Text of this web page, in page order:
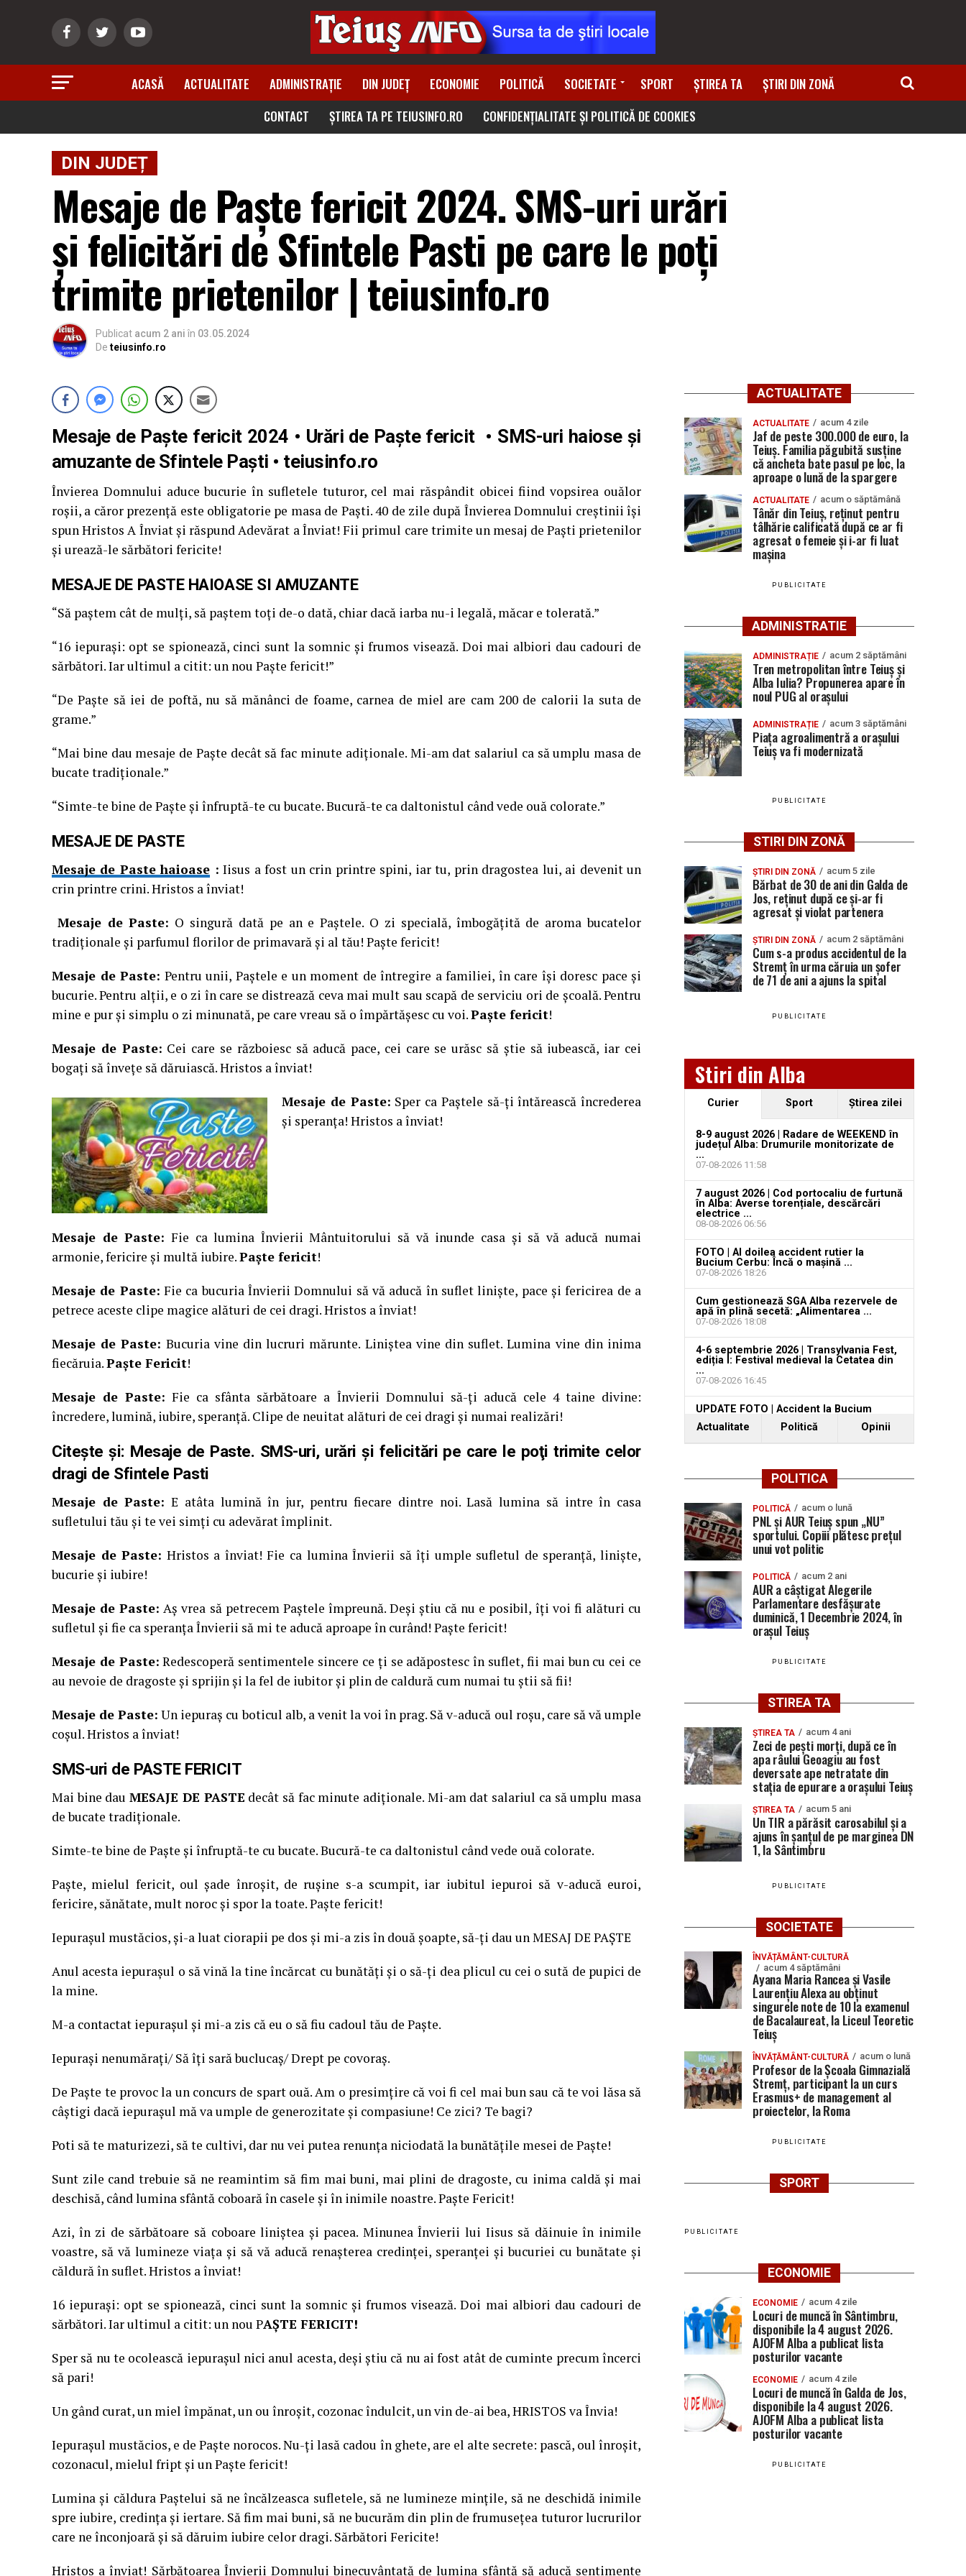
ACASĂ ACTUALITATE ADMINISTRAȚIE DIN JUDEȚ ECONOMIE POLITICĂ SOCIETATE SPORT ȘTIREA TA
ȘTIRI DIN ZONĂ
CONTACT
ȘTIREA TA PE TEIUSINFO.RO CONFIDENȚIALITATE ȘI POLITICĂ DE COOKIES
DIN JUDEȚ
Mesaje de Paște fericit 2024. SMS-uri urări
şi felicitări de Sfintele Pasti pe care le poţi
trimite prietenilor | teiusinfo.ro
Publicat acum 2 ani în 03.05.2024
De teiusinfo.ro
Mesaje de Paște fericit2024 • Urări de Paşte fericit• SMS-uri haiose şi
amuzante de Sfintele Paşti • teiusinfo.ro
Învierea Domnului aduce bucurie în sufletele tuturor, cel mai răspândit obicei fiind vopsirea ouălor
roşii, a căror prezenţă este obligatorie pe masa de Paşti. 40 de zile după Învierea Domnului creştinii îşi
spun Hristos A Înviat şi răspund Adevărat a Înviat! Fii primul care trimite un mesaj de Paști prietenilor
şi urează-le sărbători fericite!
MESAJE DE PASTE HAIOASE SI AMUZANTE
“Să paştem cât de mulţi, să paştem toţi de-o dată, chiar dacă iarba nu-i legală, măcar e tolerată.”
“16 iepuraşi: opt se spionează, cinci sunt la somnic şi frumos visează. Doi mai albiori dau cadouri de
sărbători. Iar ultimul a citit: un nou Paşte fericit!”
“De Paşte să iei de poftă, nu să mănânci de foame, carnea de miel are cam 200 de calorii la suta de
grame.”
“Mai bine dau mesaje de Paşte decât să fac minute adiţionale. Mi-am dat salariul ca să umplu masa de
bucate tradiţionale.”
“Simte-te bine de Paşte şi înfruptă-te cu bucate. Bucură-te ca daltonistul când vede ouă colorate.”
MESAJE DE PASTE
Mesaje de Paste haioase : Iisus a fost un crin printre spini, iar tu, prin dragostea lui, ai devenit un
crin printre crini. Hristos a înviat!
Mesaje de Paste: O singură dată pe an e Paştele. O zi specială, îmbogăţită de aroma bucatelor
tradiţionale şi parfumul florilor de primavară şi al tău! Paşte fericit!
Mesaje de Paste: Pentru unii, Paştele e un moment de întregire a familiei, în care îşi doresc pace şi
bucurie. Pentru alţii, e o zi în care se distrează ceva mai mult sau scapă de serviciu ori de şcoală. Pentru
mine e pur şi simplu o zi minunată, pe care vreau să o împărtăşesc cu voi.Paşte fericit!
Mesaje de Paste: Cei care se războiesc să aducă pace, cei care se urăsc să ştie să iubească, iar cei
bogaţi să înveţe să dăruiască. Hristos a înviat!
Mesaje de Paste: Sper ca Paştele să-ţi întărească încrederea
şi speranţa! Hristos a înviat!
Mesaje de Paste: Fie ca lumina Învierii Mântuitorului să vă inunde casa şi să vă aducă numai
armonie, fericire şi multă iubire.Paşte fericit!
Mesaje de Paste: Fie ca bucuria Învierii Domnului să vă aducă în suflet linişte, pace şi fericirea de a
petrece aceste clipe magice alături de cei dragi. Hristos a înviat!
Mesaje de Paste: Bucuria vine din lucruri mărunte. Liniştea vine din suflet. Lumina vine din inima
fiecăruia.Paşte Fericit!
Mesaje de Paste: Fie ca sfânta sărbătoare a Învierii Domnului să-ţi aducă cele 4 taine divine:
încredere, lumină, iubire, speranţă. Clipe de neuitat alături de cei dragi şi numai realizări!
Citește și: Mesaje de Paste. SMS-uri, urări şi felicitări pe care le poţi trimite celor
dragi de Sfintele Pasti
Mesaje de Paste: E atâta lumină în jur, pentru fiecare dintre noi. Lasă lumina să intre în casa
sufletului tău şi te vei simţi cu adevărat împlinit.
Mesaje de Paste: Hristos a înviat! Fie ca lumina Învierii să îţi umple sufletul de speranţă, linişte,
bucurie şi iubire!
Mesaje de Paste: Aş vrea să petrecem Paştele împreună. Deşi ştiu că nu e posibil, îţi voi fi alături cu
sufletul şi fie ca speranţa Învierii să mi te aducă aproape în curând! Paşte fericit!
Mesaje de Paste: Redescoperă sentimentele sincere ce ţi se adăpostesc în suflet, fii mai bun cu cei ce
au nevoie de dragoste şi sprijin şi la fel de iubitor şi plin de caldură cum numai tu ştii să fii!
Mesaje de Paste: Un iepuraş cu boticul alb, a venit la voi în prag. Să v-aducă oul roşu, care să vă umple
coşul. Hristos a înviat!
SMS-uri de PASTE FERICIT
Mai bine dauMESAJE DE PASTE decât să fac minute adiţionale. Mi-am dat salariul ca să umplu masa
de bucate tradiţionale.
Simte-te bine de Paşte şi înfruptă-te cu bucate. Bucură-te ca daltonistul când vede ouă colorate.
Paşte, mielul fericit, oul şade înroşit, de ruşine s-a scumpit, iar iubitul iepuroi să v-aducă euroi,
fericire, sănătate, mult noroc şi spor la toate. Paşte fericit!
Iepuraşul mustăcios, şi-a luat ciorapii pe dos şi mi-a zis în două şoapte, să-ţi dau un MESAJ DE PAŞTE
Anul acesta iepuraşul o să vină la tine încărcat cu bunătăţi şi o să-ţi dea plicul cu cei o sută de pupici de
la mine.
M-a contactat iepuraşul şi mi-a zis că eu o să fiu cadoul tău de Paşte.
Iepuraşi nenumăraţi/ Să îţi sară buclucaş/ Drept pe covoraş.
De Paşte te provoc la un concurs de spart ouă. Am o presimţire că voi fi cel mai bun sau că te voi lăsa să
câştigi dacă iepuraşul mă va umple de generozitate şi compasiune! Ce zici? Te bagi?
Poti să te maturizezi, să te cultivi, dar nu vei putea renunţa niciodată la bunătăţile mesei de Paşte!
Sunt zile cand trebuie să ne reamintim să fim mai buni, mai plini de dragoste, cu inima caldă şi mai
deschisă, când lumina sfântă coboară în casele şi în inimile noastre. Paşte Fericit!
Azi, în zi de sărbătoare să coboare liniştea şi pacea. Minunea Învierii lui Iisus să dăinuie în inimile
voastre, să vă lumineze viaţa şi să vă aducă renaşterea credinţei, speranţei şi bucuriei cu bunătate şi
căldură în suflet. Hristos a înviat!
16 iepuraşi: opt se spionează, cinci sunt la somnic şi frumos visează. Doi mai albiori dau cadouri de
sărbători. Iar ultimul a citit: un nou PAŞTE FERICIT!
Sper să nu te ocolească iepuraşul nici anul acesta, deşi ştiu că nu ai fost atât de cuminte precum încerci
să pari!
Un gând curat, un miel împănat, un ou înroşit, cozonac îndulcit, un vin de-ai bea, HRISTOS va Învia!
Iepuraşul mustăcios, e de Paşte norocos. Nu-ţi lasă cadou în ghete, are el alte secrete: pască, oul înroşit,
cozonacul, mielul fript şi un Paşte fericit!
Lumina şi căldura Paştelui să ne încălzeasca sufletele, să ne lumineze minţile, să ne deschidă inimile
spre iubire, credinţa şi iertare. Să fim mai buni, să ne bucurăm din plin de frumuseţea tuturor lucrurilor
care ne înconjoară şi să dăruim iubire celor dragi. Sărbători Fericite!
Hristos a înviat! Sărbătoarea Învierii Domnului binecuvântată de lumina sfântă să aducă sentimente
ACTUALITATE
ACTUALITATE acum 4 zile
Jaf de peste 300.000 de euro, la
Teiuș. Familia păgubită susține
că ancheta bate pasul pe loc, la
aproape o lună de la spargere
ACTUALITATE acum o săptămână
Tânăr din Teiuș, reținut pentru
tâlhărie calificată după ce ar fi
agresat o femeie și i-ar fi luat
mașina
PUBLICITATE
ADMINISTRATIE
ADMINISTRAȚIE acum 2 săptămâni
Tren metropolitan între Teiuș și
Alba Iulia? Propunerea apare în
noul PUG al orașului
ADMINISTRAȚIE acum 3 săptămâni
Piața agroalimentră a orașului
Teiuș va fi modernizată
PUBLICITATE
STIRI DIN ZONĂ
ȘTIRI DIN ZONĂ acum 5 zile
Bărbat de 30 de ani din Galda de
Jos, reținut după ce și-ar fi
agresat și violat partenera
ȘTIRI DIN ZONĂ acum 2 săptămâni
Cum s-a produs accidentul de la
Stremț în urma căruia un șofer
de 71 de ani a ajuns la spital
PUBLICITATE
Stiri din Alba
Curier Sport Ştirea zilei
8-9 august 2026 | Radare de WEEKEND în
județul Alba: Drumurile monitorizate de
...
07-08-2026 11:58
7 august 2026 | Cod portocaliu de furtună
în Alba: Averse torențiale, descărcări
electrice ...
08-08-2026 06:56
FOTO | Al doilea accident rutier la
Bucium Cerbu: Încă o mașină ...
07-08-2026 18:26
Cum gestionează SGA Alba rezervele de
apă în plină secetă: „Alimentarea ...
07-08-2026 18:08
4-6 septembrie 2026 | Transylvania Fest,
ediția I: Festival medieval la Cetatea din
...
07-08-2026 16:45
UPDATE FOTO | Accident la Bucium
07-08-2026 16:13
Actualitate Politică Opinii
POLITICA
POLITICĂ acum o lună
PNL și AUR Teiuș spun „NU”
sportului. Copiii plătesc prețul
unui vot politic
POLITICĂ acum 2 ani
AUR a câștigat Alegerile
Parlamentare desfășurate
duminică, 1 Decembrie 2024, în
orașul Teiuș
PUBLICITATE
STIREA TA
ȘTIREA TA acum 4 ani
Zeci de pești morți, după ce în
apa râului Geoagiu au fost
deversate ape netratate din
stația de epurare a orașului Teiuș
ȘTIREA TA acum 5 ani
Un TIR a părăsit carosabilul și a
ajuns în șanțul de pe marginea DN
1, la Sântimbru
PUBLICITATE
SOCIETATE
ÎNVĂȚĂMÂNT-CULTURĂ
acum 4 săptămâni
Ayana Maria Rancea și Vasile
Laurențiu Alexa au obținut
singurele note de 10 la examenul
de Bacalaureat, la Liceul Teoretic
Teiuș
ÎNVĂȚĂMÂNT-CULTURĂ acum o lună
Profesor de la Școala Gimnazială
Stremț, participant la un curs
Erasmus+ de management al
proiectelor, la Roma
PUBLICITATE
SPORT
PUBLICITATE
ECONOMIE
ECONOMIE acum 4 zile
Locuri de muncă în Sântimbru,
disponibile la 4 august 2026.
AJOFM Alba a publicat lista
posturilor vacante
ECONOMIE acum 4 zile
Locuri de muncă în Galda de Jos,
disponibile la 4 august 2026.
AJOFM Alba a publicat lista
posturilor vacante
PUBLICITATE